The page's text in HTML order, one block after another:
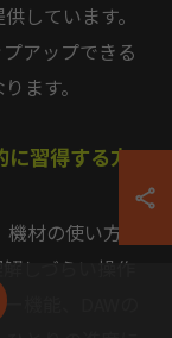
しています。
アップできる
ます。
に習得する方
材の使い方を
しづらい操作
機能、DAWの